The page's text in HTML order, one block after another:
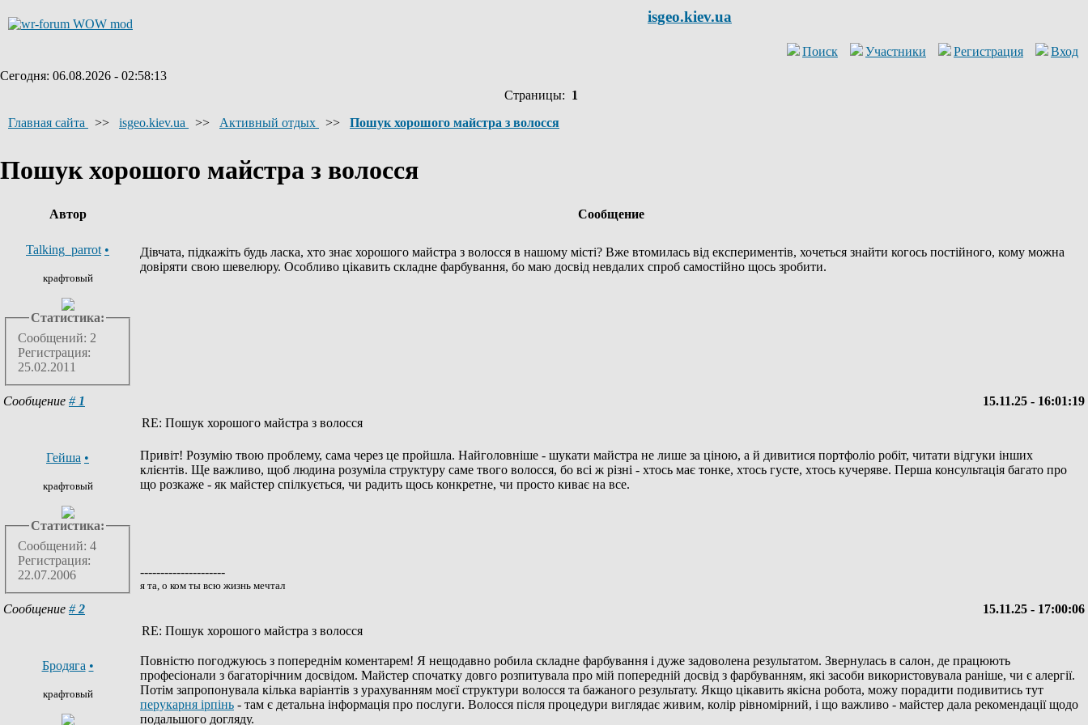
isgeo.kiev.ua
Поиск Участники Регистрация
Вход
Сегодня: 06.08.2026 - 02:58:13
Страницы: 1
Главная сайта
>> isgeo.kiev.ua >> Активный отдых >> Пошук хорошого майстра з волосся
Пошук хорошого майстра з волосся
Автор Сообщение
Talking_parrot •
крафтовый
Статистика:
Сообщений: 2
Регистрация:
25.02.2011
Дівчата, підкажіть будь ласка, хто знає хорошого майстра з волосся в нашому місті? Вже втомилась від експериментів, хочеться знайти когось постійного, кому можна
довіряти свою шевелюру. Особливо цікавить складне фарбування, бо маю досвід невдалих спроб самостійно щось зробити.
Сообщение # 1
15.11.25 - 16:01:19
RE: Пошук хорошого майстра з волосся
Гейша •
крафтовый
Статистика:
Сообщений: 4
Регистрация:
22.07.2006
Привіт! Розумію твою проблему, сама через це пройшла. Найголовніше - шукати майстра не лише за ціною, а й дивитися портфоліо робіт, читати відгуки інших
клієнтів. Ще важливо, щоб людина розуміла структуру саме твого волосся, бо всі ж різні - хтось має тонке, хтось густе, хтось кучеряве. Перша консультація багато про
що розкаже - як майстер спілкується, чи радить щось конкретне, чи просто киває на все.
---------------------
я та, о ком ты всю жизнь мечтал
Сообщение #2
15.11.25 - 17:00:06
RE: Пошук хорошого майстра з волосся
Бродяга •
крафтовый
Повністю погоджуюсь з попереднім коментарем! Я нещодавно робила складне фарбування і дуже задоволена результатом. Звернулась в салон, де працюють
професіонали з багаторічним досвідом. Майстер спочатку довго розпитувала про мій попередній досвід з фарбуванням, які засоби використовувала раніше, чи є алергії.
Потім запропонувала кілька варіантів з урахуванням моєї структури волосся та бажаного результату. Якщо цікавить якісна робота, можу порадити подивитись тут
перукарня ірпінь - там є детальна інформація про послуги. Волосся після процедури виглядає живим, колір рівномірний, і що важливо - майстер дала рекомендації щодо
подальшого догляду.